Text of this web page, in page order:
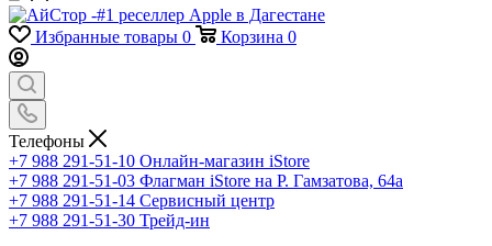
Избранные товары 0 Корзина 0
Телефоны
+7 988 291-51-10 Онлайн-магазин iStore
+7 988 291-51-03 Флагман iStore на Р. Гамзатова, 64а
+7 988 291-51-14 Сервисный центр
+7 988 291-51-30 Трейд-ин